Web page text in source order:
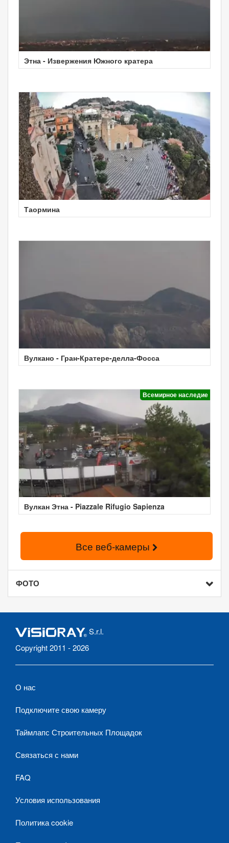
Этна - Извержения Южного кратера
Таормина
Вулкано - Гран-Кратере-делла-Фосса
Всемирное наследие
Вулкан Этна - Piazzale Rifugio Sapienza
Все веб-камеры
ФОТО
S.r.l.
Copyright 2011 - 2026
О нас
Подключите свою камеру
Таймлапс Строительных Площадок
Связаться с нами
FAQ
Условия использования
Политика cookie